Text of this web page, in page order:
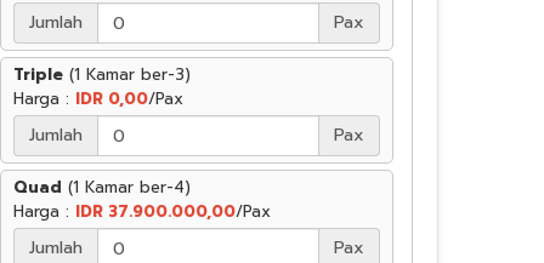
Jumlah Pax
Triple (1 Kamar ber-3)
Harga : IDR 0,00/Pax
Jumlah Pax
Quad (1 Kamar ber-4)
Harga : IDR 37.900.000,00/Pax
Jumlah Pax